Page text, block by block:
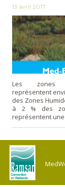
13 avril 2017
Les zones
représentent
des Zones
à 2 % des
représentent